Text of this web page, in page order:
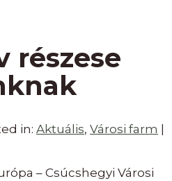
részese
in: Aktuális, Városi farm
– Csúcshegyi Városi